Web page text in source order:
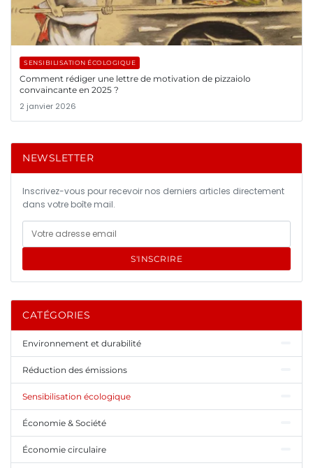
SENSIBILISATION ÉCOLOGIQUE
Comment rédiger une lettre de motivation de pizzaiolo
convaincante en 2025 ?
2 janvier 2026
NEWSLETTER
Inscrivez-vous pour recevoir nos derniers articles directement
dans votre boîte mail.
S'INSCRIRE
CATÉGORIES
Environnement et durabilité
Réduction des émissions
Sensibilisation écologique
Économie & Société
Économie circulaire